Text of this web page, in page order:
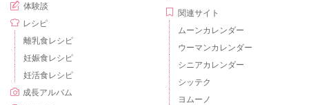
体験談
レシピ
離乳食レシピ
妊娠食レシピ
妊活食レシピ
成長アルバム
関連サイト
ムーンカレンダー
ウーマンカレンダー
シニアカレンダー
シッテク
ヨムーノ